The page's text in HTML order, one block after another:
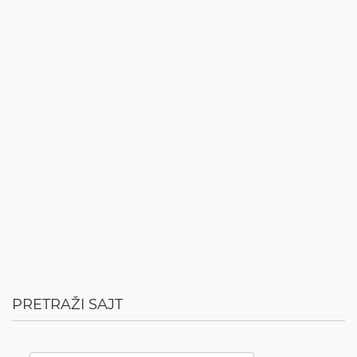
PRETRAŽI SAJT